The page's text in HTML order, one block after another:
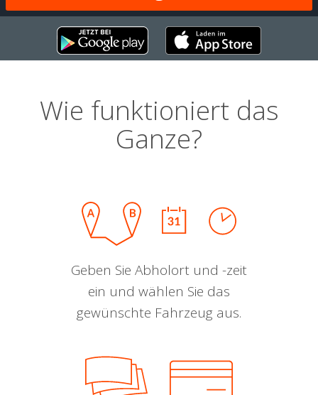
Wie funktioniert das
Ganze?
Geben Sie Abholort und -zeit
ein und wählen Sie das
gewünschte Fahrzeug aus.